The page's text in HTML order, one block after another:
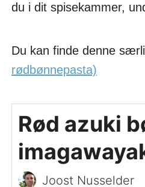
du i dit spisekammer,
Du kan finde denne
rødbønnepasta)
Rød azuki
Joost Nusselder